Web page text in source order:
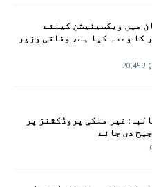
میں ویکسینیشن کیلئے
ڈالر کا وعدہ کیا ہے، وفاقی وزیر
20,459
غیر ملکی پروڈکشنز پر
دی جائے